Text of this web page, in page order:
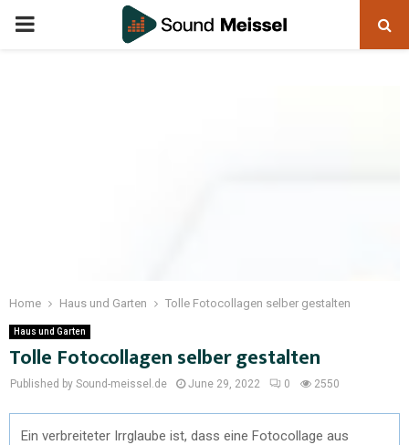
Home Haus und Garten Tolle Fotocollagen selber gestalten
Haus und Garten
Tolle Fotocollagen selber gestalten
Published by Sound-meissel.de June 29, 2022 0 2550
Ein verbreiteter Irrglaube ist, dass eine Fotocollage aus